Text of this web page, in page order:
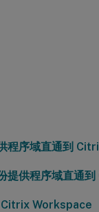
程序域直通到
供程序域直通
Citrix Workspace